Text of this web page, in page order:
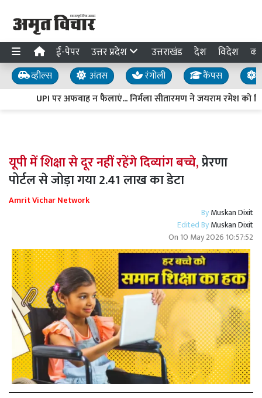
ई-पेपर उत्तर प्रदेश उत्तराखंड देश विदेश
व्हील्स अंतस रंगोली कैंपस
UPI पर अफवाह न फैलाएं... निर्मला सीतारमण ने जयराम रमेश को
यूपी में शिक्षा से दूर नहीं रहेंगे दिव्यांग बच्चे,प्रेरणा
पोर्टल से जोड़ा गया 2.41 लाख का डेटा
Amrit Vichar Network
ByMuskan Dixit
Edited ByMuskan Dixit
On 10 May 2026 10:57:52